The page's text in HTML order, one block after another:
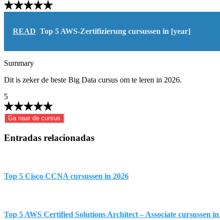
READ Top 5 AWS-Zertifizierung cursussen in [year]
Summary
Dit is zeker de beste Big Data cursus om te leren in 2026.
5
Ga naar de cursus
Entradas relacionadas
Top 5 Cisco CCNA cursussen in 2026
Top 5 AWS Certified Solutions Architect – Associate cursussen in